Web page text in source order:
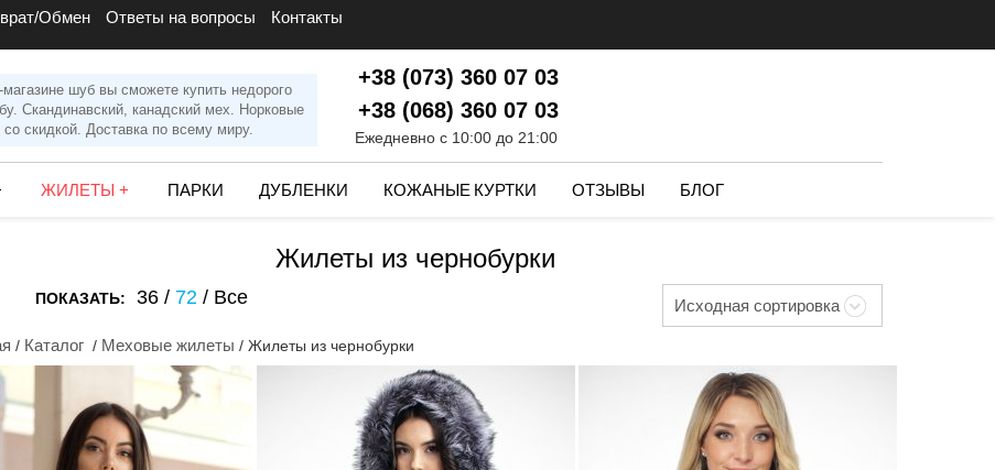
Обмен Ответы на вопросы Контакты
магазине шуб вы сможете купить недорого
Скандинавский, канадский мех. Норковые
скидкой. Доставка по всему миру.
+38 (073) 360 07 03
+38 (068) 360 07 03
Ежедневно с 10:00 до 21:00
ЖИЛЕТЫ + ПАРКИ ДУБЛЕНКИ КОЖАНЫЕ КУРТКИ ОТЗЫВЫ БЛОГ
Жилеты из чернобурки
Исходная сортировка
ПОКАЗАТЬ: 36/ 72/ Все
/ Каталог/ Меховые жилеты / Жилеты из чернобурки